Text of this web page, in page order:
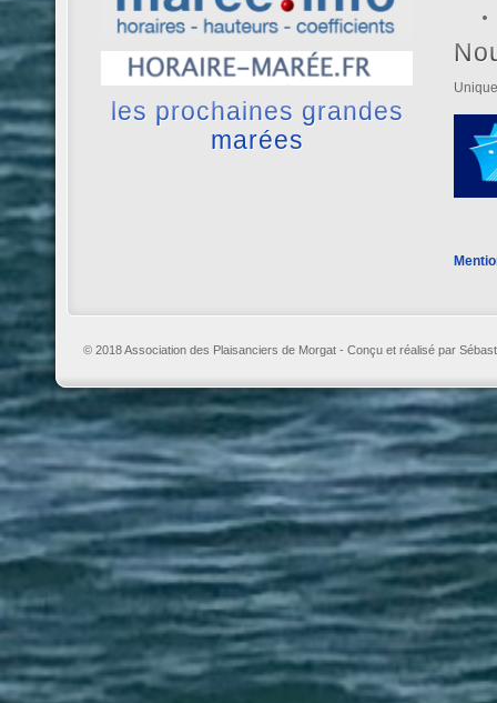
les prochaines grandes
marées
© 2018 Association des Plaisanciers de Morgat - Conçu et réalisé par